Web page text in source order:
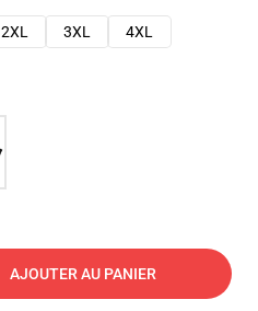
2XL 3XL
4XL
AJOUTER AU PANIER